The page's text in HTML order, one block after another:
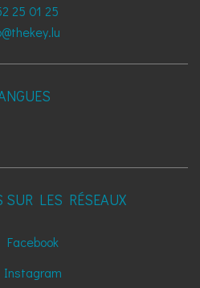
25 01 25
SUR LES RÉSEAUX
Facebook
Instagram